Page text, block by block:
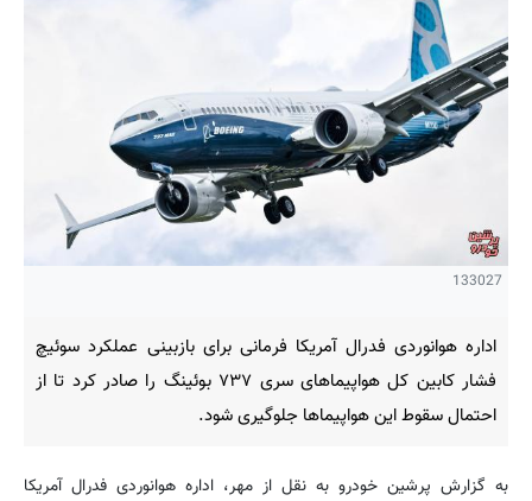
133027
اداره هوانوردی فدرال آمریکا فرمانی برای بازبینی عملکرد سوئیچ
فشار کابین کل هواپیماهای سری ۷۳۷ بوئینگ را صادر کرد تا از
احتمال سقوط این هواپیماها جلوگیری شود.
به گزارش پرشین خودرو به نقل از مهر، اداره هوانوردی فدرال آمریکا